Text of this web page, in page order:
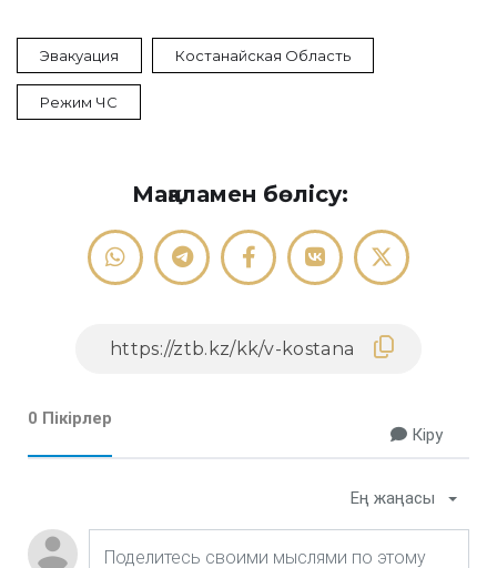
Эвакуация Костанайская Область
Режим ЧС
Мақаламен бөлісу:
0 Пікірлер
Кіру
Ең жаңасы